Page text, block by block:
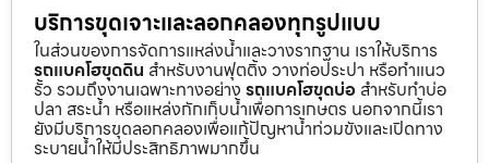
บริการขุดเจาะและลอกคลองทุกรูปแบบ
ในส่วนของการจัดการแหล่งน้ำและวางรากฐาน เราให้บริการ
รถแบคโฮขุดดิน สำหรับงานฟุตติ้ง วางท่อประปา หรือทำแนว
รั้ว รวมถึงงานเฉพาะทางอย่าง รถแบคโฮขุดบ่อ สำหรับทำบ่อ
ปลา สระน้ำ หรือแหล่งกักเก็บน้ำเพื่อการเกษตร นอกจากนี้เรา
ยังมีบริการขุดลอกคลองเพื่อแก้ปัญหาน้ำท่วมขังและเปิดทาง
ระบายน้ำให้มีประสิทธิภาพมากขึ้น